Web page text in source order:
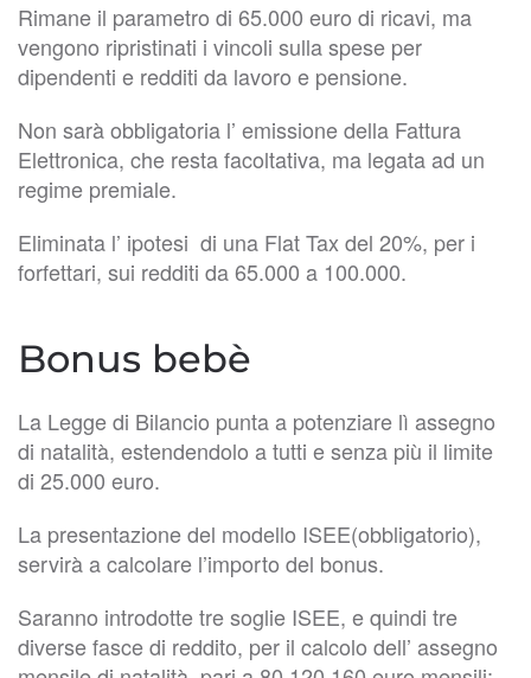
Rimane il parametro di 65.000 euro di ricavi, ma
vengono ripristinati i vincoli sulla spese per
dipendenti e redditi da lavoro e pensione.
Non sarà obbligatoria l’ emissione della Fattura
Elettronica, che resta facoltativa, ma legata ad un
regime premiale.
Eliminata l’ ipotesi di una Flat Tax del 20%, per i
forfettari, sui redditi da 65.000 a 100.000.
Bonus bebè
La Legge di Bilancio punta a potenziare lì assegno
di natalità, estendendolo a tutti e senza più il limite
di 25.000 euro.
La presentazione del modello ISEE(obbligatorio),
servirà a calcolare l’importo del bonus.
Saranno introdotte tre soglie ISEE, e quindi tre
diverse fasce di reddito, per il calcolo dell’ assegno